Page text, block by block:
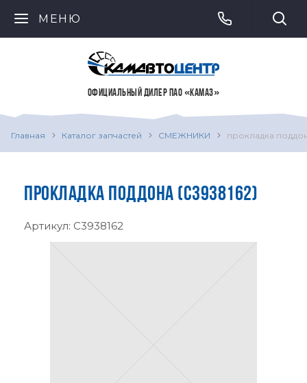
МЕНЮ
ОФИЦИАЛЬНЫЙ ДИЛЕР ПАО «КАМАЗ»
Главная Каталог запчастей СМЕЖНИКИ прокладка
ПРОКЛАДКА ПОДДОНА (C3938162)
Артикул: C3938162